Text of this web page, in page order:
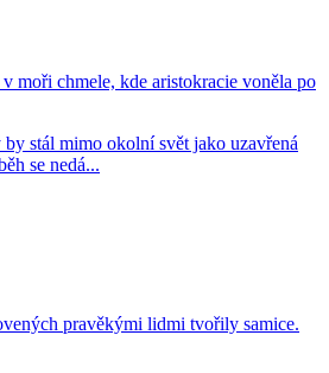
moři chmele, kde aristokracie voněla po
stál mimo okolní svět jako uzavřená
se nedá...
pravěkými lidmi tvořily samice.